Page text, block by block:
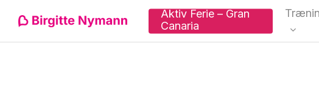
Aktiv Ferie – Gran
Canaria